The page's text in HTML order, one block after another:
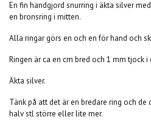
En fin handgjord snurring i äkta silver
en bronsring i mitten.
Alla ringar görs en och en för hand och
Ringen är ca en cm bred och 1 mm tjock
Äkta silver.
Tänk på att det är en bredare ring och de
halv stl större eller lite mer.